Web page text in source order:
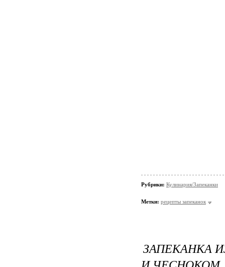
Рубрики: Кулинария/Запеканки
Метки: рецепты запеканок
ЗАПЕКАНКА